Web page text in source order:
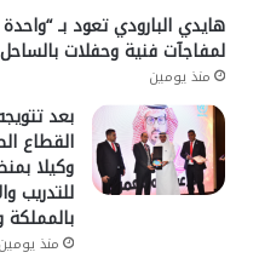
هايدي البارودي تعود بـ
لمفاجآت فنية وحفلات
منذ يومين
بعد
القطاع
وكيلا
بالمملكة
منذ يومين